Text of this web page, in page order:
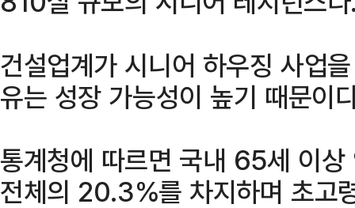
건설업계가 시니어 하우징 사업
유는 성장 가능성이 높기 때문이
통계청에 따르면 국내 65세 이
전체의 20.3%를 차지하며 초고